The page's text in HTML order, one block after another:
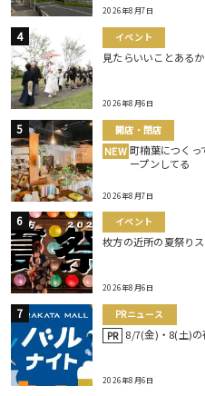
2026年8月7日
イベント
見たらいいことある
2026年8月6日
開店・閉店
NEW 町楠葉につく
ープンしてる
2026年8月7日
イベント
枚方の近所の夏祭り
2026年8月6日
PRニュース
PR 8/7(金)・8(土)の
2026年8月6日